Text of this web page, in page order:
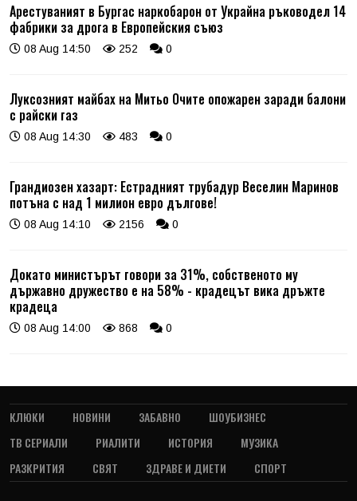
Арестуваният в Бургас наркобарон от Украйна ръководел 14
фабрики за дрога в Европейския съюз
08 Aug 14:50 252 0
Луксозният майбах на Митьо Очите опожарен заради балони
с райски газ
08 Aug 14:30 483 0
Грандиозен хазарт: Естрадният трубадур Веселин Маринов
потъна с над 1 милион евро дългове!
08 Aug 14:10 2156 0
Докато министърът говори за 31%, собственото му
държавно дружество е на 58% - крадецът вика дръжте
крадеца
08 Aug 14:00 868 0
КЛЮКИ НОВИНИ ЗАБАВНО
ШОУБИЗНЕС
ТВ СЕРИАЛИ
РИАЛИТИ ИСТОРИЯ
МУЗИКА
РАЗКРИТИЯ
СВЯТ ЗДРАВЕ И ДИЕТИ СПОРТ